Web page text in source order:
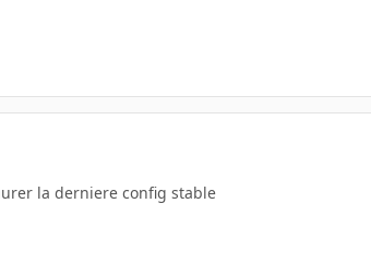
la derniere config stable